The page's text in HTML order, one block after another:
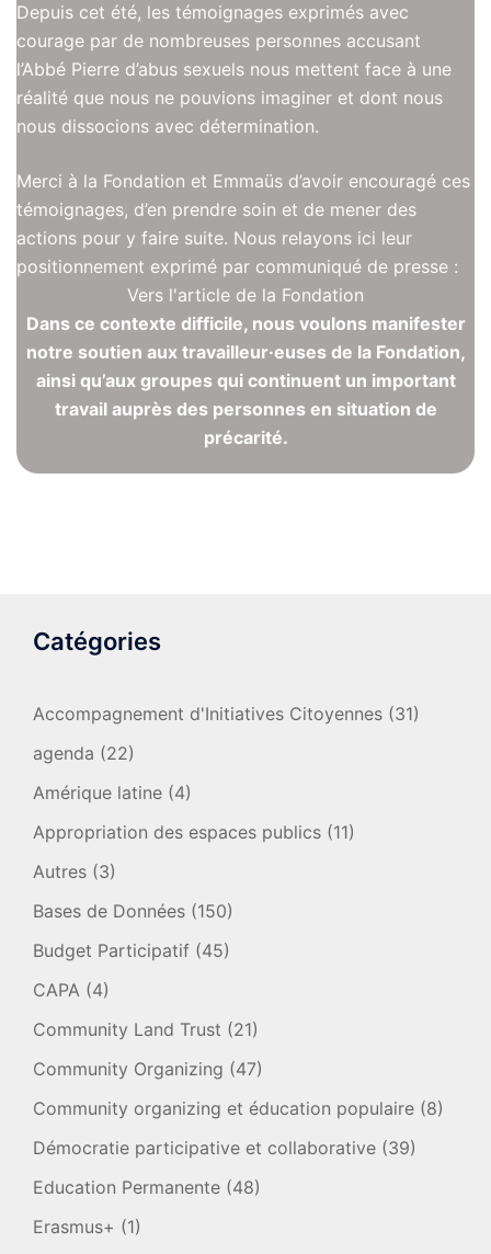
Depuis cet été, les témoignages exprimés avec
courage par de nombreuses personnes accusant
l’Abbé Pierre d’abus sexuels nous mettent face à une
réalité que nous ne pouvions imaginer et dont nous
nous dissocions avec détermination.
Merci à la Fondation et Emmaüs d’avoir encouragé ces
témoignages, d’en prendre soin et de mener des
actions pour y faire suite. Nous relayons ici leur
positionnement exprimé par communiqué de presse :
Vers l'article de la Fondation
Dans ce contexte difficile, nous voulons manifester
notre soutien aux travailleur·euses de la Fondation,
ainsi qu’aux groupes qui continuent un important
travail auprès des personnes en situation de
précarité.
Catégories
Accompagnement d'Initiatives Citoyennes (31)
agenda (22)
Amérique latine (4)
Appropriation des espaces publics (11)
Autres (3)
Bases de Données (150)
Budget Participatif (45)
CAPA (4)
Community Land Trust (21)
Community Organizing (47)
Community organizing et éducation populaire (8)
Démocratie participative et collaborative (39)
Education Permanente (48)
Erasmus+ (1)